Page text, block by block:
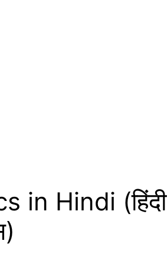
in Hindi (हिंदी